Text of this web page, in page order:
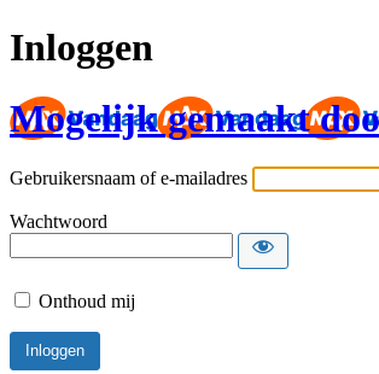
Inloggen
Mogelijk gemaakt
Gebruikersnaam of e-mailadres
Wachtwoord
Onthoud mij